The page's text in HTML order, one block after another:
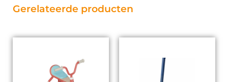
Gerelateerde producten